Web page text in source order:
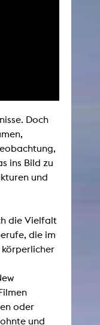
Doch
ins Bild zu
und
die Vielfalt
die im
oder
und